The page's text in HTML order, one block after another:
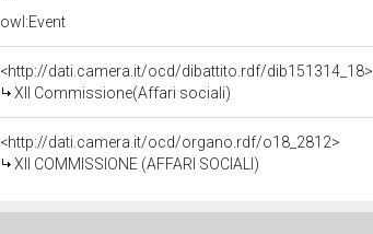
owl:Event
<http://dati.camera.it/ocd/dibattito.rdf/dib151314_18>
XII Commissione(Affari sociali)
<http://dati.camera.it/ocd/organo.rdf/o18_2812>
XII COMMISSIONE (AFFARI SOCIALI)